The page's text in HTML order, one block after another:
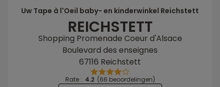
Uw Tape à l'Oeil baby- en kinderwinkel Reichstett
REICHSTETT
Shopping Promenade Coeur d'Alsace
Boulevard des enseignes
67116 Reichstett
Rate : 4.2(66 beoordelingen)